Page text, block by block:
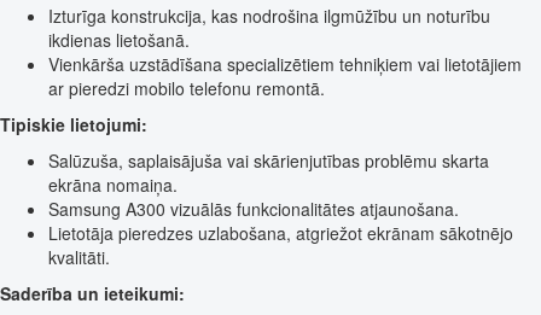
Izturīga konstrukcija, kas nodrošina ilgmūžību un noturību
ikdienas lietošanā.
Vienkārša uzstādīšana specializētiem tehniķiem vai lietotājiem
ar pieredzi mobilo telefonu remontā.
Tipiskie lietojumi:
Salūzuša, saplaisājuša vai skārienjutības problēmu skarta
ekrāna nomaiņa.
Samsung A300 vizuālās funkcionalitātes atjaunošana.
Lietotāja pieredzes uzlabošana, atgriežot ekrānam sākotnējo
kvalitāti.
Saderība un ieteikumi: